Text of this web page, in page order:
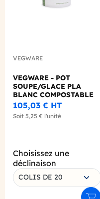
VEGWARE
VEGWARE - POT
SOUPE/GLACE PLA
BLANC COMPOSTABLE
6OZ/177ML Ø90MM X50
105,03 € HT
Soit 5,25 € l'unité
Choisissez une
déclinaison
COLIS DE 20